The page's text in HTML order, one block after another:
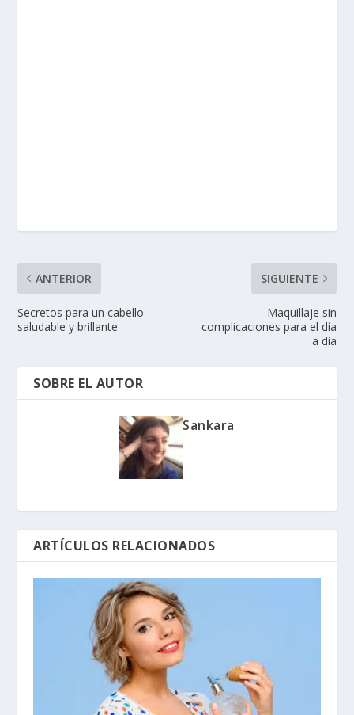
ANTERIOR
Secretos para un cabello
saludable y brillante
SIGUIENTE
Maquillaje sin
complicaciones para el día
a día
SOBRE EL AUTOR
Sankara
ARTÍCULOS RELACIONADOS